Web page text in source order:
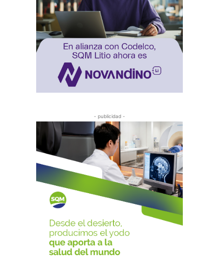
- publicidad -